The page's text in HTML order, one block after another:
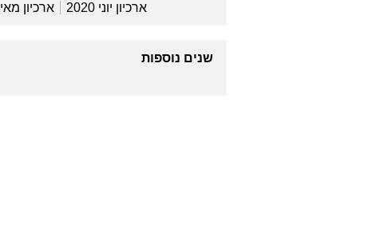
ארכיון יוני 2020
ארכיון מאי 2020
שנים נוספות